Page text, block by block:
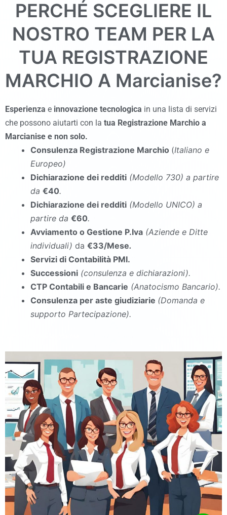
PERCHÉ SCEGLIERE IL
NOSTRO TEAM PER LA
TUA REGISTRAZIONE
MARCHIO A Marcianise?
Esperienza e innovazione tecnologica in una lista di servizi
che possono aiutarti con la tua Registrazione Marchio a
Marcianise e non solo.
Consulenza Registrazione Marchio (Italiano e
Europeo)
Dichiarazione dei redditi (Modello 730) a partire
da €40.
Dichiarazione dei redditi (Modello UNICO) a
partire da €60.
Avviamento o Gestione P.Iva (Aziende e Ditte
individuali) da €33/Mese.
Servizi di Contabilità PMI.
Successioni (consulenza e dichiarazioni).
CTP Contabili e Bancarie (Anatocismo Bancario).
Consulenza per aste giudiziarie (Domanda e
supporto Partecipazione).